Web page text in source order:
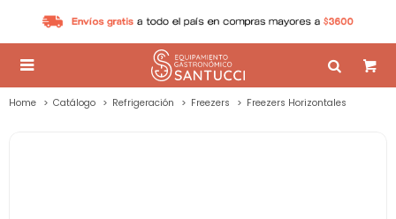

Home Catálogo Refrigeración Freezers Freezers Horizontales